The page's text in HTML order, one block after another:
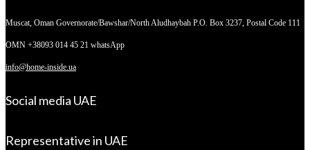
Muscat, Oman Governorate/Bawshar/North Aludhaybah P.O. Box 3237, Postal Code 111
OMN +38093 014 45 21 whatsApp
info@home-inside.ua
Social media UAE
Representative in UAE